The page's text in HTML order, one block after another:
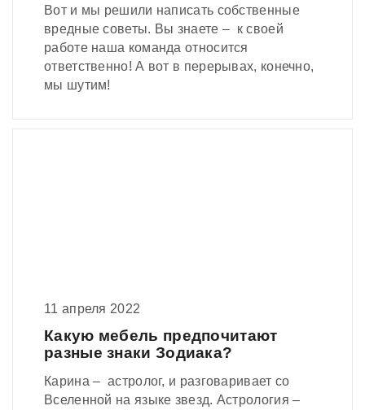
Вот и мы решили написать собственные
вредные советы. Вы знаете – к своей
работе наша команда относится
ответственно! А вот в перерывах, конечно,
мы шутим!
11 апреля 2022
Какую мебель предпочитают
разные знаки Зодиака?
Карина – астролог, и разговаривает со
Вселенной на языке звезд. Астрология –